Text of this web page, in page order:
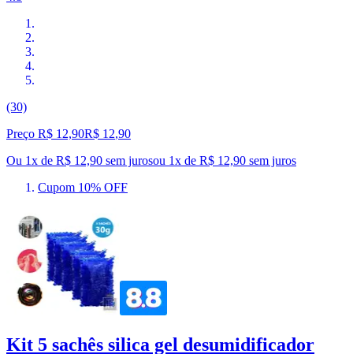
(30)
Preço R$ 12,90R$ 12,90
Ou 1x de R$ 12,90 sem jurosou 1x de R$ 12,90 sem juros
Cupom 10% OFF
Kit 5 sachês silica gel desumidificador